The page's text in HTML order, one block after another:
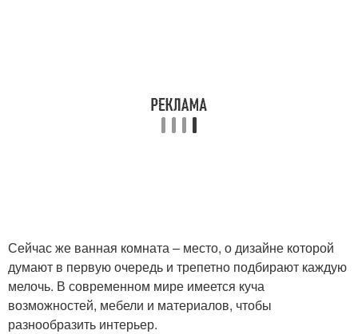
Сейчас же ванная комната – место, о дизайне которой
думают в первую очередь и трепетно подбирают каждую
мелочь. В современном мире имеется куча
возможностей, мебели и материалов, чтобы
разнообразить интерьер.